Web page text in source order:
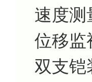
速度测
位移监
双支铠